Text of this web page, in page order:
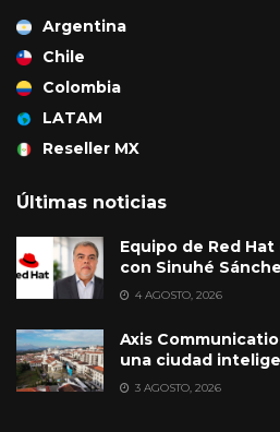
Argentina
Chile
Colombia
LATAM
Reseller MX
Últimas noticias
Equipo de Red
con Sinuhé
4 AGOSTO, 2026
Axis
una ciudad
3 AGOSTO, 2026